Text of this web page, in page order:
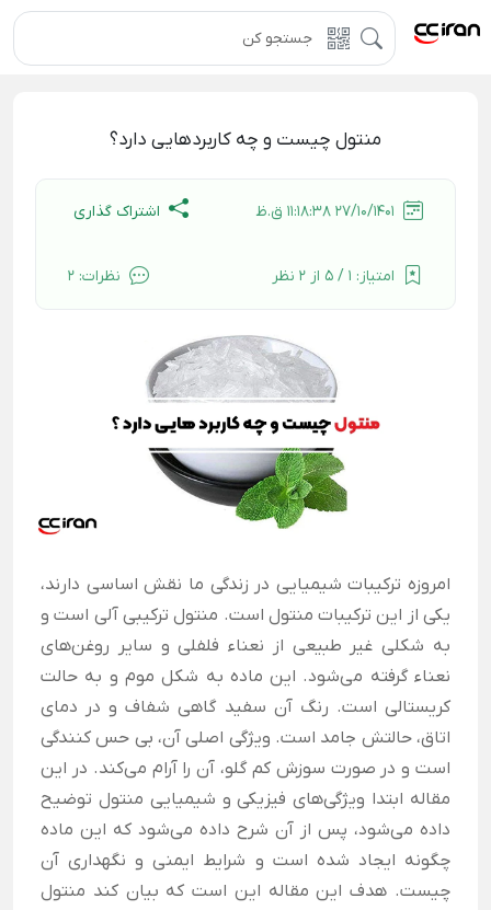
منتول چیست و چه کاربردهایی دارد؟
اشتراک گذاری
امتیاز: 1 / 5 از 2 نظر نظرات: 2
امروزه ترکیبات شیمیایی در زندگی ما نقش اساسی دارند،
یکی از این ترکیبات منتول است. منتول ترکیبی آلی است و
به شکلی غیر طبیعی از نعناء فلفلی و سایر روغن‌های
نعناء گرفته می‌شود. این ماده به شکل موم و به حالت
کریستالی است. رنگ آن سفید گاهی شفاف و در دمای
اتاق، حالتش جامد است. ویژگی اصلی آن، بی حس کنندگی
است و در صورت سوزش کم گلو، آن را آرام می‌کند. در این
مقاله ابتدا ویژگی‌های فیزیکی و شیمیایی منتول توضیح
داده می‌شود، پس از آن شرح داده می‌شود که این ماده
چگونه ایجاد شده است و شرایط ایمنی و نگهداری آن
چیست. هدف این مقاله این است که بیان کند منتول